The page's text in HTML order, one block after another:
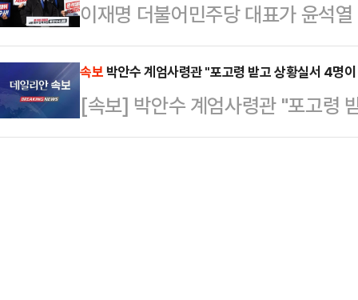
화통신은 4일 '서울의 겨울: 윤석열
를 통해 계엄령…
는 5일 국회에서 열린 최고위원회
나아져야 한다. 그러면서도 범죄 혐
또 막아야 한다"며 이같이 말했다.
순 없다. 국민들께서 그걸 용납하
당원들도 엄정한 현실…
이재명 더불어민주당 대표가 윤석
따라 '대통령 탄핵소추 추진' 등 현
를 고리로 '사법리스크 현실화'로
졌고, 좀처럼 추동력이 붙지 않았
상황이다. 하지만 정치권 안팎에선
속보박안수 계엄사령관 "포고령 받고 상황실서 4명
[속보] 박안수 계엄사령관 "포고령
해"